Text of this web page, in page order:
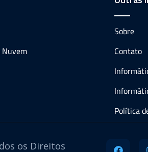
Sobre
Contato
Política
os Direitos